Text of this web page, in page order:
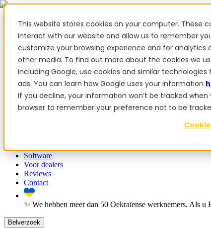
This website stores cookies on your computer.
interact with our website and allow us to remember
customize your browsing experience and for
other media. To find out more about the cookies we
including Google, use cookies and similar
ads. You can learn how Google uses your information
If you decline, your information won’t be tracked
browser to remember your preference not to be
✨ We hebben meer dan 50 Oekraïense werknemers. Als u
Producten
Producten
PowerSteer™PowerSteer ReadyPowerGuide Jaltest
Software
Voor dealers
Reviews
Contact
✨ We hebben meer dan 50 Oekraïense werknemers. Als
Belverzoek